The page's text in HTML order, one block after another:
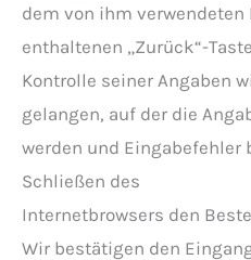
dem von ihm
enthaltenen „Zurück“-
Kontrolle seiner Angaben
gelangen, auf der die
werden und Eingabefehler
Schließen des
Internetbrowsers den
Wir bestätigen den